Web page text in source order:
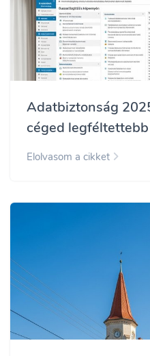
Adatbiztonság
céged
Elolvasom a cikket